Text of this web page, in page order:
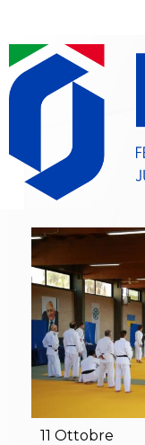
Norme e
Classifica
11 Ottobre